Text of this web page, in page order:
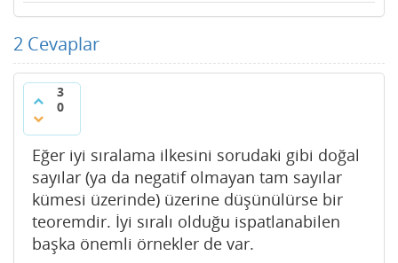
2 Cevaplar
3
0
Eğer iyi sıralama ilkesini sorudaki gibi doğal
sayılar (ya da negatif olmayan tam sayılar
kümesi üzerinde) üzerine düşünülürse bir
teoremdir. İyi sıralı olduğu ispatlanabilen
başka önemli örnekler de var.